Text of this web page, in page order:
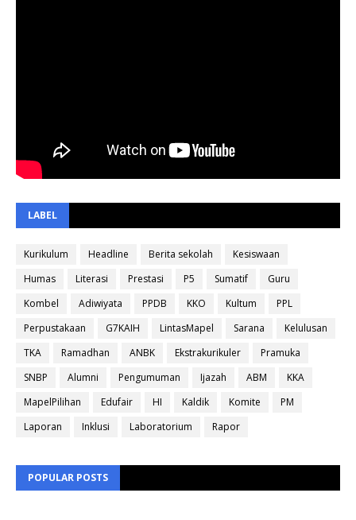
LABEL
Kurikulum Headline Berita sekolah
Kesiswaan
Humas
Literasi Prestasi P5 Sumatif
Guru
Kombel
Adiwiyata PPDB KKO Kultum
PPL
Perpustakaan
G7KAIH LintasMapel Sarana
Kelulusan
TKA
Ramadhan ANBK Ekstrakurikuler
Pramuka
SNBP
Alumni Pengumuman Ijazah ABM
KKA
MapelPilihan
Edufair HI Kaldik Komite
PM
Laporan
Inklusi Laboratorium Rapor
POPULAR POSTS